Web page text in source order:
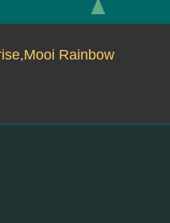
Rainbow